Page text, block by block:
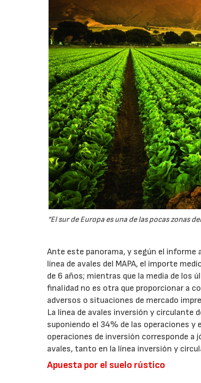
“El sur de Europa es una de las pocas zonas
Ante este panorama, y según el informe
línea de avales del MAPA, el importe
de 6 años; mientras que la media de los
finalidad no es otra que proporcionar a
adversos o situaciones de mercado
La línea de avales inversión y circulante
suponiendo el 34% de las operaciones
operaciones de inversión corresponde
avales, tanto en la línea inversión y
Apuesta por el suelo rústico